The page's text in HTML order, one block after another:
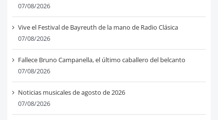
07/08/2026
Vive el Festival de Bayreuth de la mano de Radio Clásica
07/08/2026
Fallece Bruno Campanella, el último caballero del belcanto
07/08/2026
Noticias musicales de agosto de 2026
07/08/2026